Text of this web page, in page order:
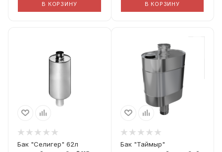
В КОРЗИНУ В КОРЗИНУ
Бак "Селигер" 62л
Материал
Aisi 201 1мм
Комплектация
Адаптер М-М 235
мм
Бак "Таймыр"